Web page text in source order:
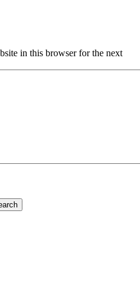
in this browser for the next